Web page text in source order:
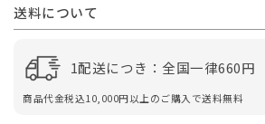
送料について
1配送につき：全国一律660円
商品代金税込10,000円以上のご購入で送料無料